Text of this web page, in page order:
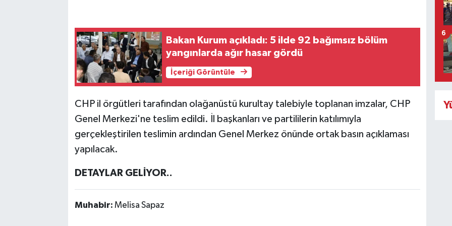
Bakan Kurum açıkladı: 5 ilde 92 bağımsız bölüm
yangınlarda ağır hasar gördü
İçeriği Görüntüle
CHP il örgütleri tarafından olağanüstü kurultay talebiyle toplanan imzalar, CHP
Genel Merkezi'ne teslim edildi. İl başkanları ve partililerin katılımıyla
gerçekleştirilen teslimin ardından Genel Merkez önünde ortak basın açıklaması
yapılacak.
DETAYLAR GELİYOR..
Muhabir: Melisa Sapaz
6